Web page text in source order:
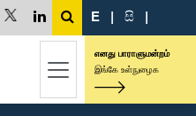
E | සි |
எனது பாராளுமன்றம்
இங்கே உள்நுழைக